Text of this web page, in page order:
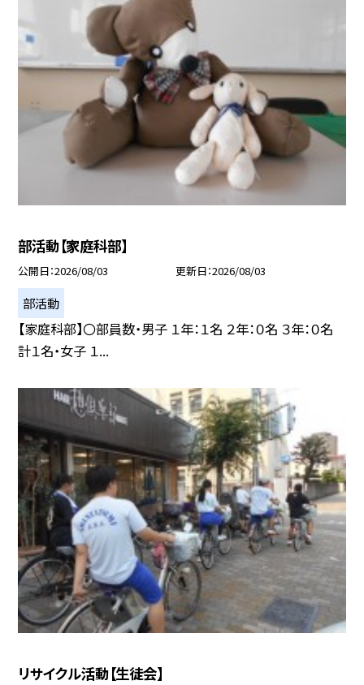
部活動【家庭科部】
公開日 2026/08/03 更新日 2026/08/03
部活動
【家庭科部】〇部員数・男子 １年：１名 ２年：０名 ３年：０名
計１名・女子 １...
リサイクル活動【生徒会】